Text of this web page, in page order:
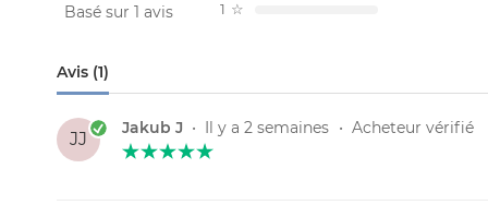
Basé sur 1 avis
1 ☆
Avis (1)
JJ
Jakub J • Il y a 2 semaines • Acheteur vérifié